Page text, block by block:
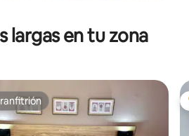
largas en tu zona